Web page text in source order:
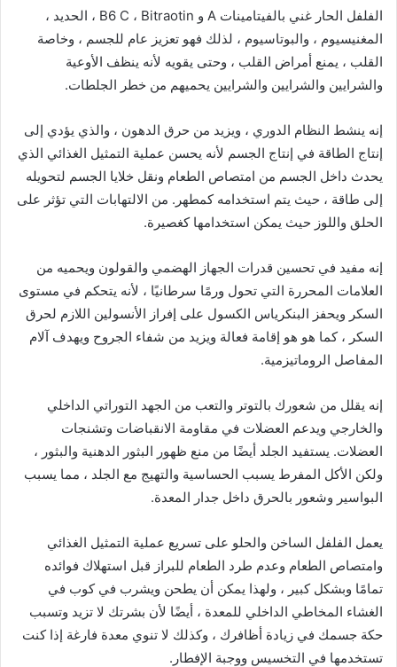
الفلفل الحار غني بالفيتامينات A و B6 C ، Bitraotin ، الحديد ،
المغنيسيوم ، والبوتاسيوم ، لذلك فهو تعزيز عام للجسم ، وخاصة
القلب ، يمنع أمراض القلب ، وحتى يقويه لأنه ينظف الأوعية
والشرايين والشرايين والشرايين يحميهم من خطر الجلطات.
إنه ينشط النظام الدوري ، ويزيد من حرق الدهون ، والذي يؤدي إلى
إنتاج الطاقة في إنتاج الجسم لأنه يحسن عملية التمثيل الغذائي الذي
يحدث داخل الجسم من امتصاص الطعام ونقل خلايا الجسم لتحويله
إلى طاقة ، حيث يتم استخدامه كمطهر. من الالتهابات التي تؤثر على
الحلق واللوز حيث يمكن استخدامها كغصيرة.
إنه مفيد في تحسين قدرات الجهاز الهضمي والقولون ويحميه من
العلامات المحررة التي تحول ورمًا سرطانيًا ، لأنه يتحكم في مستوى
السكر ويحفز البنكرياس الكسول على إفراز الأنسولين اللازم لحرق
السكر ، كما هو هو إقامة فعالة ويزيد من شفاء الجروح ويهدف آلام
المفاصل الروماتيزمية.
إنه يقلل من شعورك بالتوتر والتعب من الجهد التوراتي الداخلي
والخارجي ويدعم العضلات في مقاومة الانقباضات وتشنجات
العضلات. يستفيد الجلد أيضًا من منع ظهور البثور الدهنية والبثور ،
ولكن الأكل المفرط يسبب الحساسية والتهيج مع الجلد ، مما يسبب
البواسير وشعور بالحرق داخل جدار المعدة.
يعمل الفلفل الساخن والحلو على تسريع عملية التمثيل الغذائي
وامتصاص الطعام وعدم طرد الطعام للبراز قبل استهلاك فوائده
تمامًا وبشكل كبير ، ولهذا يمكن أن يطحن ويشرب في كوب في
الغشاء المخاطي الداخلي للمعدة ، أيضًا لأن بشرتك لا تزيد وتسبب
حكة جسمك في زيادة أظافرك ، وكذلك لا تنوي معدة فارغة إذا كنت
تستخدمها في التخسيس ووجبة الإفطار.